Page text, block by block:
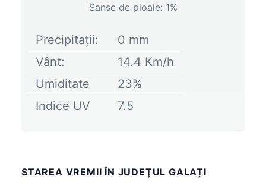
Sanse de ploaie: 1%
Precipitații: 0 mm
Vânt:
14.4 Km/h
Umiditate
23%
Indice UV
7.5
STAREA VREMII ÎN JUDEŢUL GALAȚI